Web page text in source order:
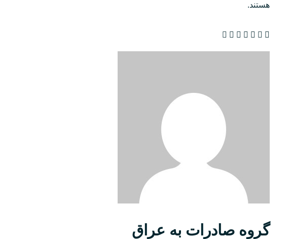
هستند.
گروه صادرات به عراق